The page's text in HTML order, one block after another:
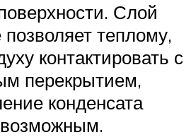
Слой
теплому,
контактировать с
перекрытием,
конденсата